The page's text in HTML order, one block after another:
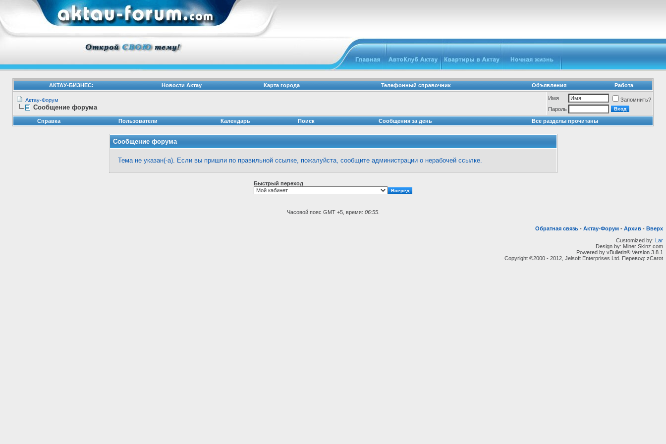
АКТАУ-БИЗНЕС: Новости Актау Карта города Телефонный справочник Объявления Работа
Актау-Форум
Сообщение форума
Имя
Запомнить?
Пароль
Справка
Пользователи Календарь Поиск Сообщения за день Все разделы прочитаны
Сообщение форума
Тема не указан(-а). Если вы пришли по правильной ссылке, пожалуйста, сообщите администрациио нерабочей ссылке.
Быстрый переход
Часовой пояс GMT +5, время: 06:55.
Обратная связь - Актау-Форум - Архив - Вверх
Customized by: Lar
Design by: Miner Skinz.com
Powered by vBulletin® Version 3.8.1
Copyright ©2000 - 2012, Jelsoft Enterprises Ltd. Перевод: zCarot